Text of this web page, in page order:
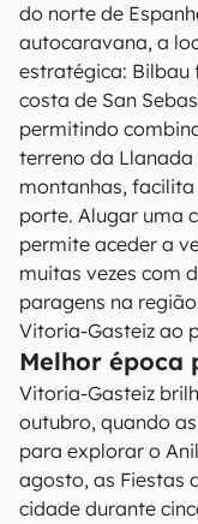
do norte de
autocaravana, a
estratégica: Bilbau
costa de San
permitindo
terreno da
montanhas,
porte. Alugar uma
permite aceder a
muitas vezes com
paragens na
Vitoria-Gasteiz ao
Melhor época
Vitoria-Gasteiz
outubro, quando
para explorar o
agosto, as Fiestas
cidade durante